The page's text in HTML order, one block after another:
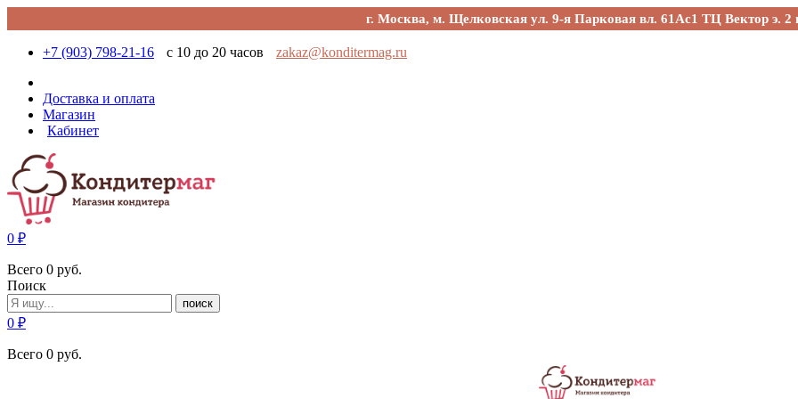
г. Москва, м. Щелковская ул. 9-я Парковая вл. 61Ас1 ТЦ Вектор э. 2
+7 (903) 798-21-16 с 10 до 20 часов zakaz@konditermag.ru
Доставка и оплата
Магазин
Кабинет
0 ₽
Всего 0 руб.
Поиск
поиск
0 ₽
Всего 0 руб.